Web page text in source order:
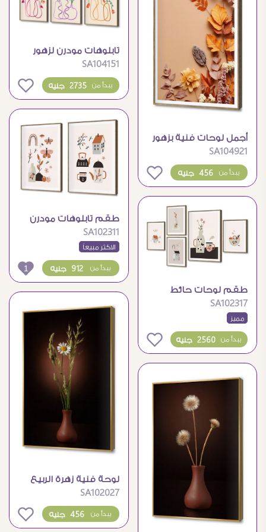
أجمل لوحات فنية بزهور
وأوراق خريفية رائعة
SA104921
456 جنيه يبدأ من 0
تابلوهات مودرن لزهور
ملونة بتصميم خطي
بسيط
SA104151
2735 جنيه يبدأ من
طقم لوحات حائط
مودرن بوهيمي للمنزل
السعيد
SA102317
مميز
2560 جنيه يبدأ من
طقم تابلوهات مودرن
برسومات بوهيمية دافئة
وجذابة
SA102311
الاكثر مبيعاً
912 جنيه يبدأ من 1
لوحة فنية زهرة الربيع
في فازة مودرن
SA102027
456 جنيه يبدأ من